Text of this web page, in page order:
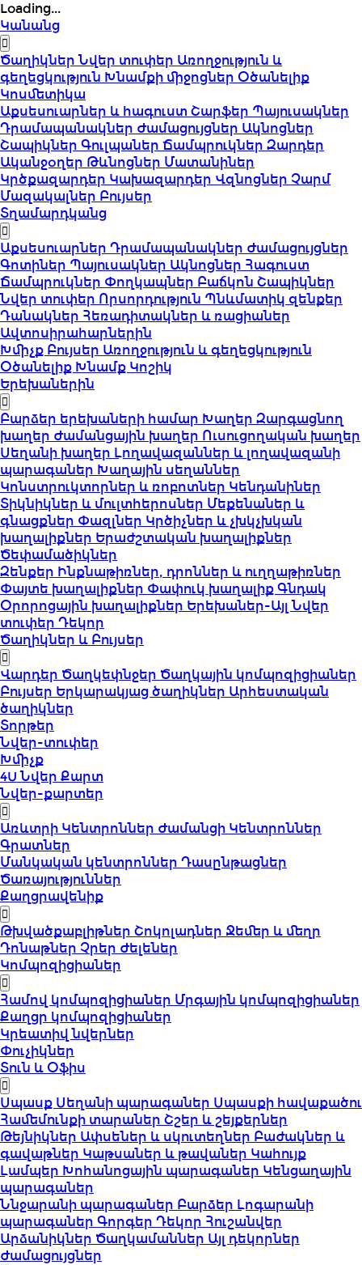
Loading...
Կանանց
ԾաղիկներՆվեր տուփեր Առողջություն և
գեղեցկություն Խնամքի միջոցներ Օծանելիք
Կոսմետիկա
Աքսեսուարներ և հագուստ Շարֆեր Պայուսակներ
Դրամապանակներ Ժամացույցներ Ակնոցներ
Շապիկներ Գուլպաներ Ճամպրուկներ Զարդեր
Ականջօղեր Թևնոցներ Մատանիներ
Կրծքազարդեր Կախազարդեր Վզնոցներ Չարմ
Մազակալներ Բույսեր
Տղամարդկանց
Աքսեսուարներ Դրամապանակներ Ժամացույցներ
Գոտիներ Պայուսակներ Ակնոցներ Հագուստ
Ճամպրուկներ Փողկապներ Բաճկոն Շապիկներ
Նվեր տուփեր Որսորդություն Պնևմատիկ զենքեր
Դանակներ Հեռադիտակներ և ռացիաներ
Ավտոսիրահարներին
Խմիչք Բույսեր Առողջություն և գեղեցկություն
Օծանելիք Խնամք Կոշիկ
Երեխաներին
Բարձեր երեխաների համար Խաղեր Զարգացնող
խաղեր Ժամանցային խաղեր Ուսուցողական խաղեր
Սեղանի խաղեր Լողավազաններ և լողավազանի
պարագաներ Խաղային սեղաններ
Կոնստրուկտորներ և ռոբոտներ Կենդանիներ
Տիկնիկներ և մուլտհերոսներ Մեքենաներ և
գնացքներ Փազլներ Կրծիչներ և չխկչխկան
խաղալիքներ Երաժշտական խաղալիքներ
Ծեփամածիկներ
Զենքեր Ինքնաթիռներ, դրոններ և ուղղաթիռներ
Փայտե խաղալիքներ Փափուկ խաղալիքԳնդակ
Օրորոցային խաղալիքներ Երեխաներ-ԱյլՆվեր
տուփեր Դեկոր
Ծաղիկներ և Բույսեր
Վարդեր Ծաղկեփնջեր Ծաղկային կոմպոզիցիաներ
Բույսեր Երկարակյաց ծաղիկներ Արհեստական
ծաղիկներ
Տորթեր
Նվեր-տուփեր
Խմիչք
4U Նվեր Քարտ
Նվեր-քարտեր
Առևտրի Կենտրոններ Ժամանցի Կենտրոններ
Գրատներ
Մանկական կենտրոններ Դասընթացներ
Ծառայություններ
Քաղցրավենիք
Թխվածքաբլիթներ Շոկոլադներ Ջեմեր և մեղր
Դոնաթներ Չրեր Ժելեներ
Կոմպոզիցիաներ
Համով կոմպոզիցիաներ Մրգային կոմպոզիցիաներ
Քաղցր կոմպոզիցիաներ
Կրեատիվ նվերներ
Փուչիկներ
Տուն և Օֆիս
Սպասք Սեղանի պարագաներ Սպասքի հավաքածու
Համեմունքի տարաներ Շշեր և շեյքերներ
Թեյնիկներ Ափսեներ և սկուտեղներ Բաժակներ և
գավաթներ Կաթսաներ և թավաներ Կահույք
Լամպեր Խոհանոցային պարագաներ Կենցաղային
պարագաներ
Ննջարանի պարագաներ Բարձեր Լոգարանի
պարագաներ Գորգեր Դեկոր Հուշանվեր
Արձանիկներ Ծաղկամաններ Այլ դեկորներ
Ժամացույցներ